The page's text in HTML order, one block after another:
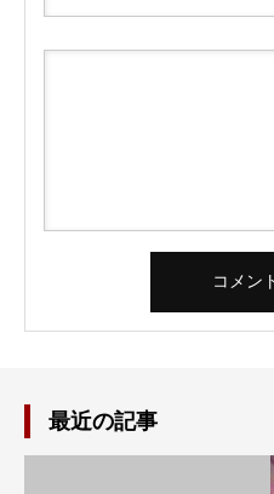
最近の記事